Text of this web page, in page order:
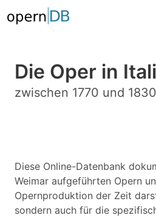
Die Oper in
zwischen 1770 und 1830
Diese Online-Datenbank
Weimar aufgeführten Opern
Opernproduktion der Zeit
sondern auch für die